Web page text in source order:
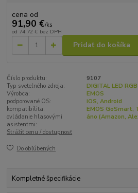
cena od
91,90 €/ks
od 74,72 € bez DPH
Pridať do košíka
Číslo produktu:
9107
Typ svetelného zdroja:
DIGITAL LED RGB
Výrobca:
EMOS
podporované OS:
iOS, Android
kompatibilita:
EMOS GoSmart,
ovládanie hlasovými
asistentmi:
áno (Amazon,
Strážiť cenu / dostupnosť
Do obľúbených
Kompletné špecifikácie